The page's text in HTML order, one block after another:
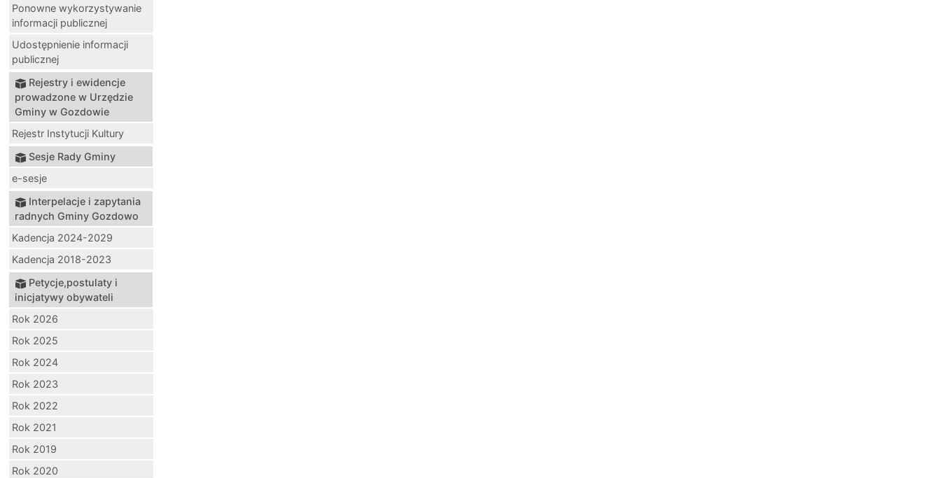
Ponowne wykorzystywanie
informacji publicznej
Udostępnienie informacji
publicznej
Rejestry i ewidencje
prowadzone w Urzędzie
Gminy w Gozdowie
Rejestr Instytucji Kultury
Sesje Rady Gminy
e-sesje
Interpelacje i zapytania
radnych Gminy Gozdowo
Kadencja 2024-2029
Kadencja 2018-2023
Petycje,postulaty i
inicjatywy obywateli
Rok 2026
Rok 2025
Rok 2024
Rok 2023
Rok 2022
Rok 2021
Rok 2019
Rok 2020